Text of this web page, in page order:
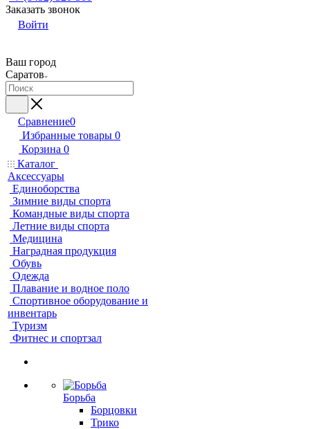
Заказать звонок
Войти
Ваш город
Саратов
Сравнение0
Избранные товары 0
Корзина 0
Каталог
Аксессуары
Единоборства
Зимние виды спорта
Командные виды спорта
Летние виды спорта
Медицина
Наградная продукция
Обувь
Одежда
Плавание и водное поло
Спортивное оборудование и
инвентарь
Туризм
Фитнес и спортзал
Борьба
Борцовки
Трико